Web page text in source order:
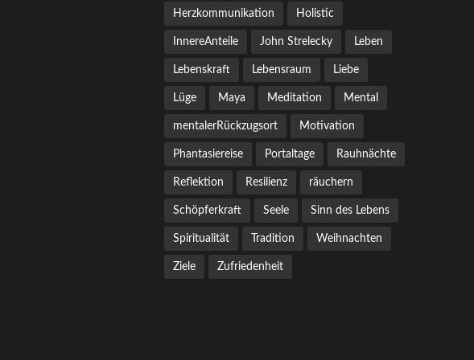
Herzkommunikation Holistic
InnereAnteile John Strelecky Leben
Lebenskraft Lebensraum Liebe
Lüge Maya Meditation Mental
mentalerRückzugsort Motivation
Phantasiereise Portaltage Rauhnächte
Reflektion Resilienz räuchern
Schöpferkraft Seele Sinn des Lebens
Spiritualität Tradition Weihnachten
Ziele Zufriedenheit